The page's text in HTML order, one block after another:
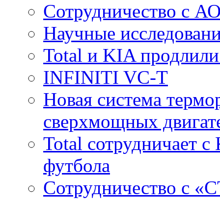
Сотрудничество с
Научные
Total и KIA продлили
INFINITI VC-T
Новая система
сверхмощных
Total сотрудничает
футбола
Сотрудничество с